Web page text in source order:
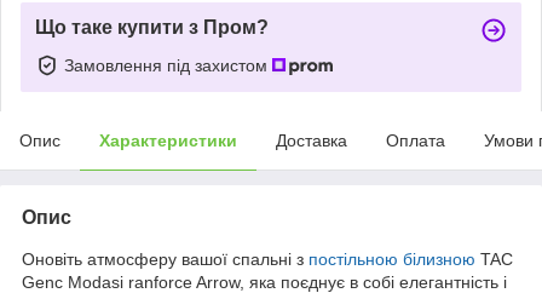
Що таке купити з Пром?
Замовлення під захистом
Опис Характеристики Доставка Оплата Умови
Опис
Оновіть атмосферу вашої спальні з постільною білизною TAC
Genc Modasi ranforce Arrow, яка поєднує в собі елегантність і